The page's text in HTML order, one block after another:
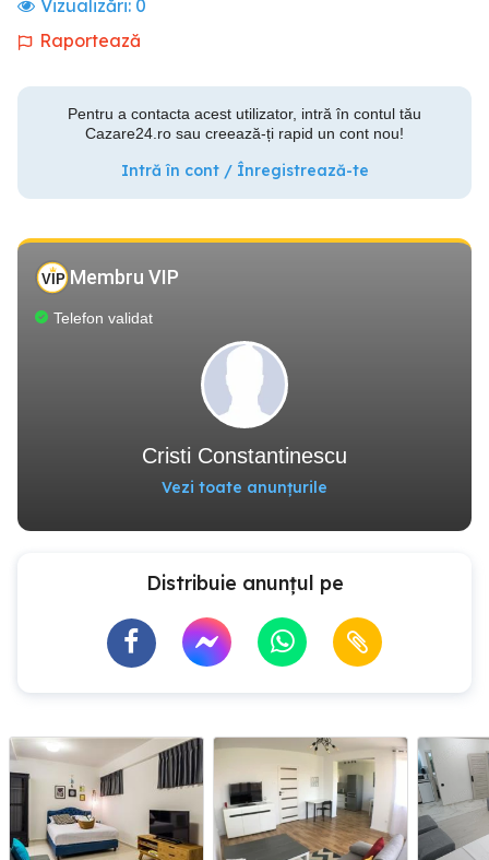
Vizualizări: 0
Raportează
Pentru a contacta acest utilizator, intră în contul tău
Cazare24.ro sau creează-ți rapid un cont nou!
Intră în cont / Înregistrează-te
Membru VIP
Telefon validat
Cristi Constantinescu
Vezi toate anunțurile
Distribuie anunțul pe